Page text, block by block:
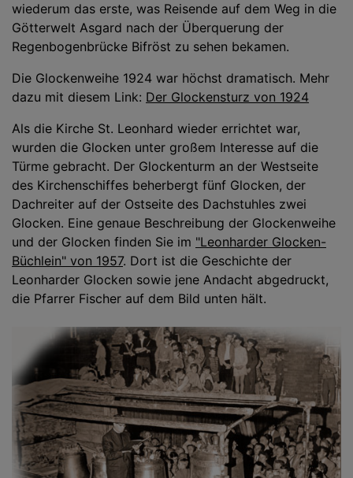
wiederum das erste, was Reisende auf dem Weg in die
Götterwelt Asgard nach der Überquerung der
Regenbogenbrücke Bifröst zu sehen bekamen.
Die Glockenweihe 1924 war höchst dramatisch. Mehr
dazu mit diesem Link: Der Glockensturz von 1924
Als die Kirche St. Leonhard wieder errichtet war,
wurden die Glocken unter großem Interesse auf die
Türme gebracht. Der Glockenturm an der Westseite
des Kirchenschiffes beherbergt fünf Glocken, der
Dachreiter auf der Ostseite des Dachstuhles zwei
Glocken. Eine genaue Beschreibung der Glockenweihe
und der Glocken finden Sie im "Leonharder Glocken-
Büchlein" von 1957. Dort ist die Geschichte der
Leonharder Glocken sowie jene Andacht abgedruckt,
die Pfarrer Fischer auf dem Bild unten hält.